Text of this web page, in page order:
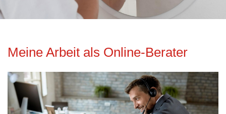
Meine Arbeit als Online-Berater